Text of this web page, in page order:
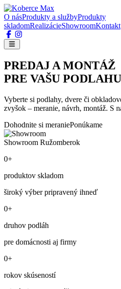
O násProdukty a službyProdukty
skladomRealizácieShowroomKontakt
PREDAJ A MONTÁŽ
PRE VAŠU
Vyberte si podlahy, dvere či
zvyšok – meranie, návrh, montáž. S
Dohodnite si meraniePonúkame
Showroom Ružomberok
0+
produktov skladom
široký výber pripravený ihneď
0+
druhov podláh
pre domácnosti aj firmy
0+
rokov skúseností